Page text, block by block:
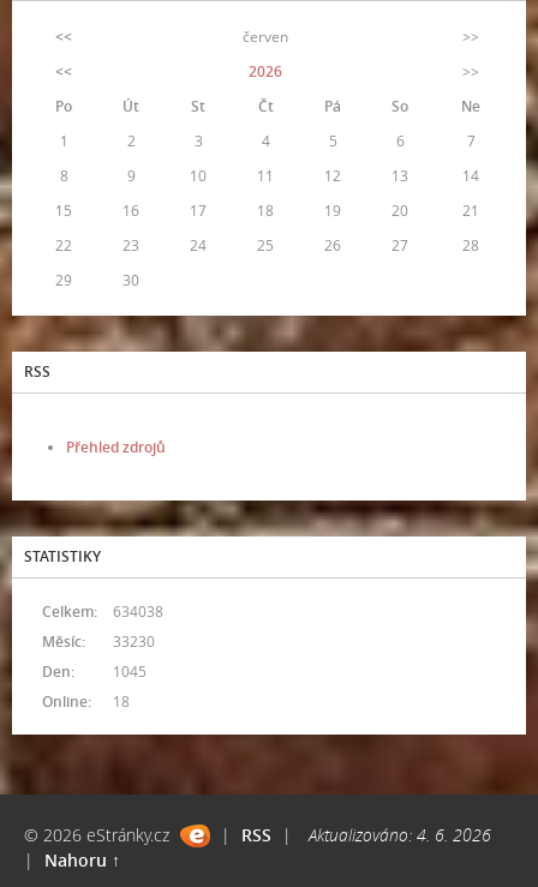
<< červen
>>
<<
2026
>>
Po
Út St Čt Pá So
Ne
1
2 3 4 5 6
7
8
9 10 11 12 13
14
15
16 17 18 19 20
21
22
23 24 25 26 27
28
29
30
RSS
Přehled zdrojů
STATISTIKY
Online: 18
Celkem:
634038
Měsíc:
33230
Den:
1045
© 2026 eStránky.cz | RSS |
Aktualizováno: 4. 6. 2026
|
Nahoru ↑